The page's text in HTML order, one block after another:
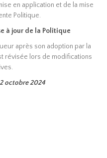
en application et de la mise
Politique.
à jour de la Politique
après son adoption par la
révisée lors de modifications
octobre 2024